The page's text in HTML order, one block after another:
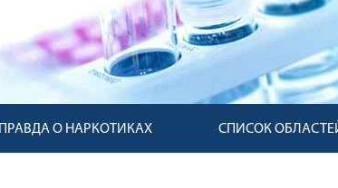
ПРАВДА О НАРКОТИКАХ СПИСОК